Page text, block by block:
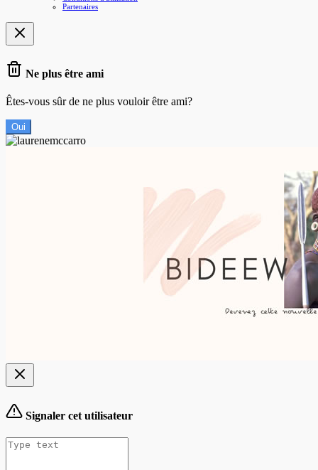
Partenaires
Ne plus être ami
Êtes-vous sûr de ne plus vouloir être ami?
Oui
Signaler cet utilisateur